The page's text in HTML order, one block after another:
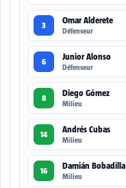
3 Omar Alderete
Défenseur
6 Junior Alonso
Défenseur
8 Diego Gómez
Milieu
14 Andrés Cubas
Milieu
16 Damián Bobadilla
Milieu